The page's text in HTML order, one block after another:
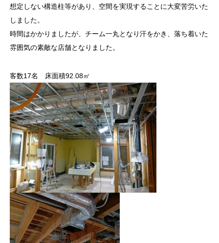
想定しない構造柱等があり、空間を実現することに大変苦労いた
し ました。
時間はかかりましたが、チーム一丸となり汗をかき、落ち着いた
雰囲気の素敵な店舗となりました。
客数17名 床面積92.08㎡